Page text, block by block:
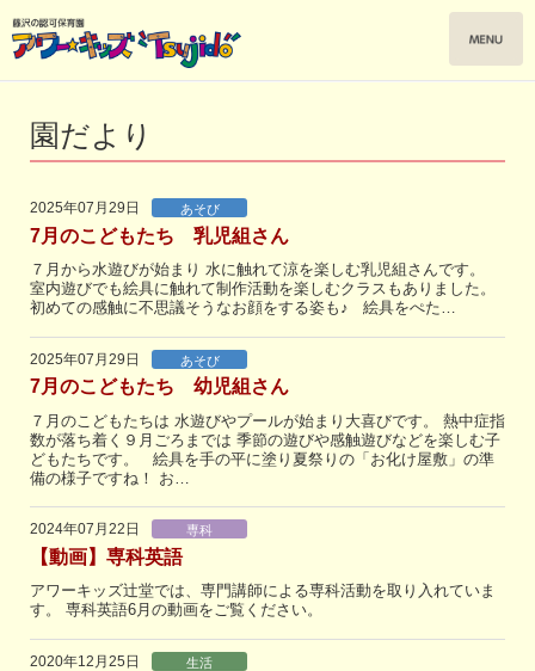
園だより
2025年07月29日 あそび
7月のこどもたち 乳児組さん
７月から水遊びが始まり 水に触れて涼を楽しむ乳児組さんです。
室内遊びでも絵具に触れて制作活動を楽しむクラスもありました。
初めての感触に不思議そうなお顔をする姿も♪ 絵具をぺた…
2025年07月29日 あそび
7月のこどもたち 幼児組さん
７月のこどもたちは 水遊びやプールが始まり大喜びです。 熱中症指
数が落ち着く９月ごろまでは 季節の遊びや感触遊びなどを楽しむ子
どもたちです。 絵具を手の平に塗り夏祭りの「お化け屋敷」の準
備の様子ですね！ お…
2024年07月22日 専科
【動画】専科英語
アワーキッズ辻堂では、専門講師による専科活動を取り入れていま
す。 専科英語6月の動画をご覧ください。
2020年12月25日 生活